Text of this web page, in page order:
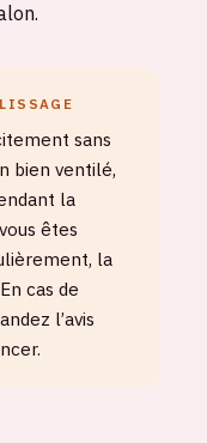
sans
bien ventilé,
la
êtes
la
cas de
l’avis